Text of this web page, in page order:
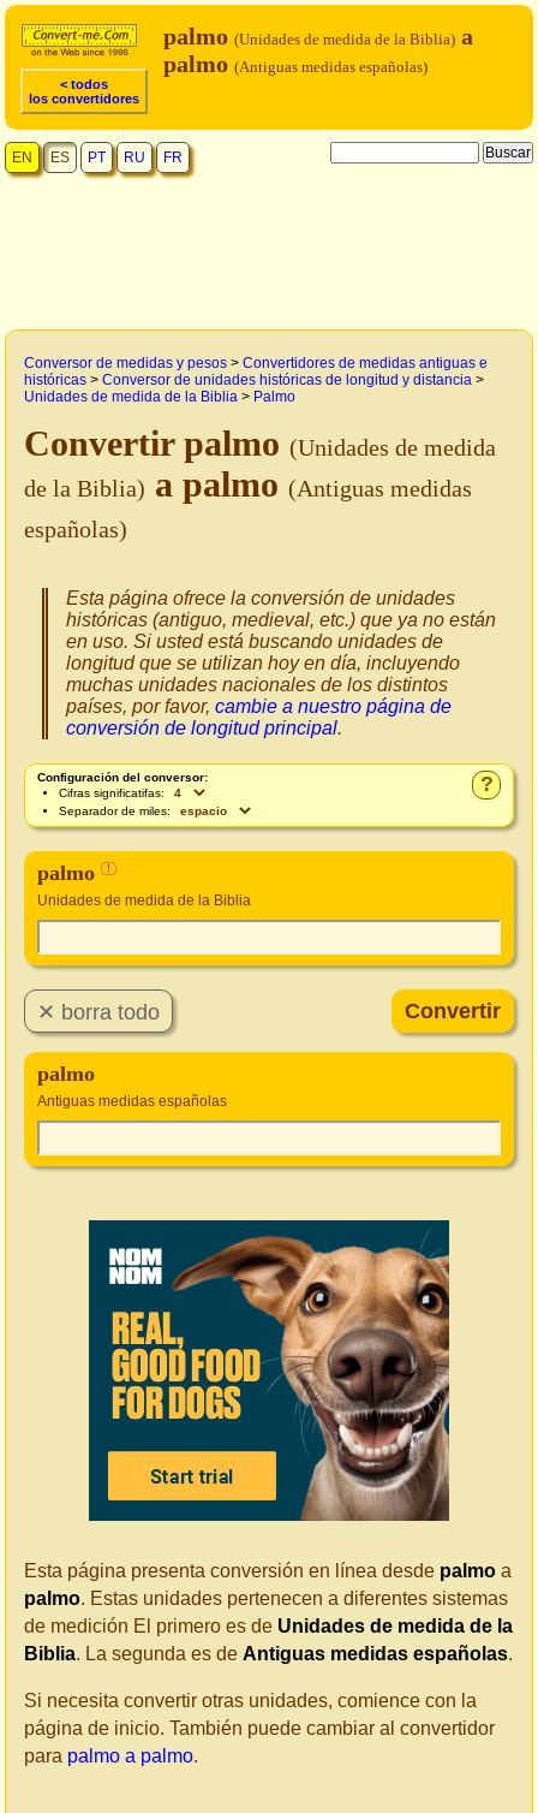
< todos
los convertidores
palmo (Unidades de medida de la Biblia) a
palmo (Antiguas medidas españolas)
EN ES PT RU FR
Conversor de medidas y pesos > Convertidores de medidas antiguas e
históricas > Conversor de unidades históricas de longitud y distancia >
Unidades de medida de la Biblia > Palmo
Convertir palmo (Unidades de medida
de la Biblia) a palmo (Antiguas medidas
españolas)
Esta página ofrece la conversión de unidades
históricas (antiguo, medieval, etc.) que ya no están
en uso. Si usted está buscando unidades de
longitud que se utilizan hoy en día, incluyendo
muchas unidades nacionales de los distintos
países, por favor, cambie a nuestro página de
conversión de longitud principal.
?
Configuración del conversor:
Cifras significatifas:
Separador de miles:
palmo !
Unidades de medida de la Biblia
palmo
Antiguas medidas españolas
Esta página presenta conversión en línea desde palmo a
palmo. Estas unidades pertenecen a diferentes sistemas
de medición El primero es de Unidades de medida de la
Biblia. La segunda es de Antiguas medidas españolas.
Si necesita convertir otras unidades, comience con la
página de inicio. También puede cambiar al convertidor
para palmo a palmo.